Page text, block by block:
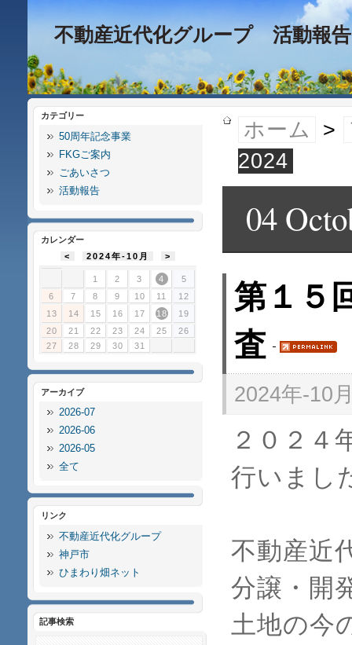
不動産近代化グループ 活動報告
ホーム >
2024
04
第１５
査
2024年-10
２０２４
行いまし
不動産近
分譲・開
土地の今
カテゴリー
50周年記念事業
FKGご案内
ごあいさつ
活動報告
カレンダー
<
2024年-10月 >
1 2 3 4
5
6
7 8 9 10 11
12
13
14 15 16 17 18
19
20
21 22 23 24 25
26
27
28 29 30 31
アーカイブ
2026-07
2026-06
2026-05
全て
リンク
不動産近代化グループ
神戸市
ひまわり畑ネット
記事検索